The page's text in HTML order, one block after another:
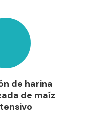
de harina
de maíz